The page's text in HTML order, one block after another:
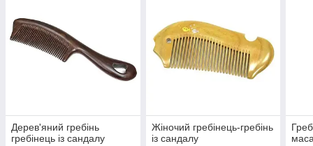
Дерев'яний гребінь
гребінець із сандалу
Жіночий гребінець-гребінь
із сандалу